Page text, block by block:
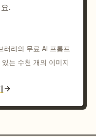
텍스트를 유지하세
레임은 포함하지 마
.
러리의 무료 AI 프롬프
는 수천 개의 이미지